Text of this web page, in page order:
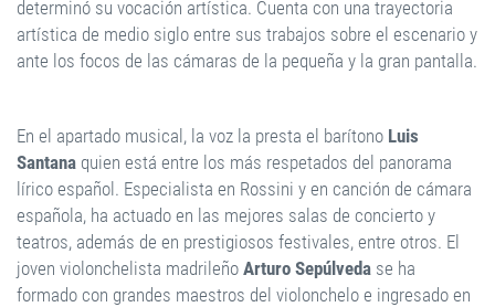
determinó su vocación artística. Cuenta con una trayectoria
artística de medio siglo entre sus trabajos sobre el escenario y
ante los focos de las cámaras de la pequeña y la gran pantalla.
En el apartado musical, la voz la presta el barítono Luis
Santana quien está entre los más respetados del panorama
lírico español. Especialista en Rossini y en canción de cámara
española, ha actuado en las mejores salas de concierto y
teatros, además de en prestigiosos festivales, entre otros. El
joven violonchelista madrileño Arturo Sepúlveda se ha
formado con grandes maestros del violonchelo e ingresado en